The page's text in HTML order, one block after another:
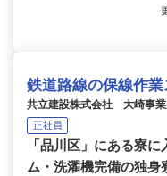
鉄道路線の保線作業
共立建設株式会社 大崎事
正社員
「品川区」にある寮
ム・洗濯機完備の独身